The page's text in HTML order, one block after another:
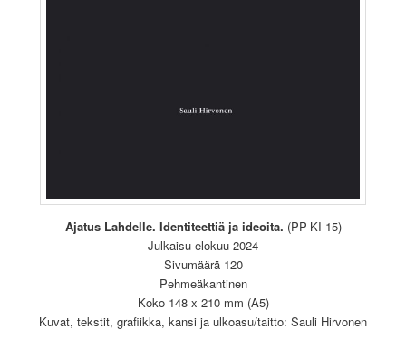
Ajatus Lahdelle. Identiteettiä ja ideoita. (PP-KI-15)
Julkaisu elokuu 2024
Sivumäärä 120
Pehmeäkantinen
Koko 148 x 210 mm (A5)
Kuvat, tekstit, grafiikka, kansi ja ulkoasu/taitto: Sauli Hirvonen